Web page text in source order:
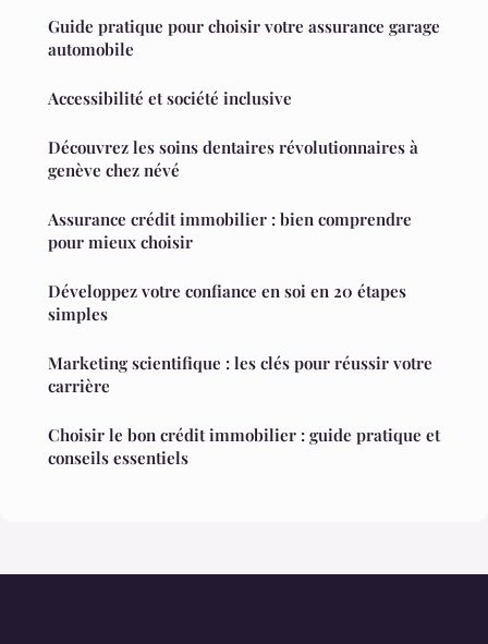
Guide pratique pour choisir votre assurance garage
automobile
Accessibilité et société inclusive
Découvrez les soins dentaires révolutionnaires à
genève chez névé
Assurance crédit immobilier : bien comprendre
pour mieux choisir
Développez votre confiance en soi en 20 étapes
simples
Marketing scientifique : les clés pour réussir votre
carrière
Choisir le bon crédit immobilier : guide pratique et
conseils essentiels